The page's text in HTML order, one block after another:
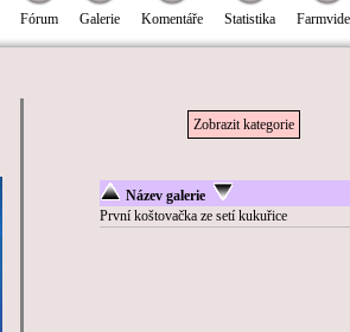
Fórum Galerie Komentáře Statistika
Zobrazit kategorie
Název galerie
První koštovačka ze setí kukuřice